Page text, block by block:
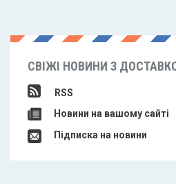
СВІЖІ НОВИНИ З
RSS
Новини на вашому сайті
Підписка на новини